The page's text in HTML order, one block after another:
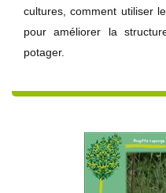
cultures, comment utiliser
pour améliorer la
potager.